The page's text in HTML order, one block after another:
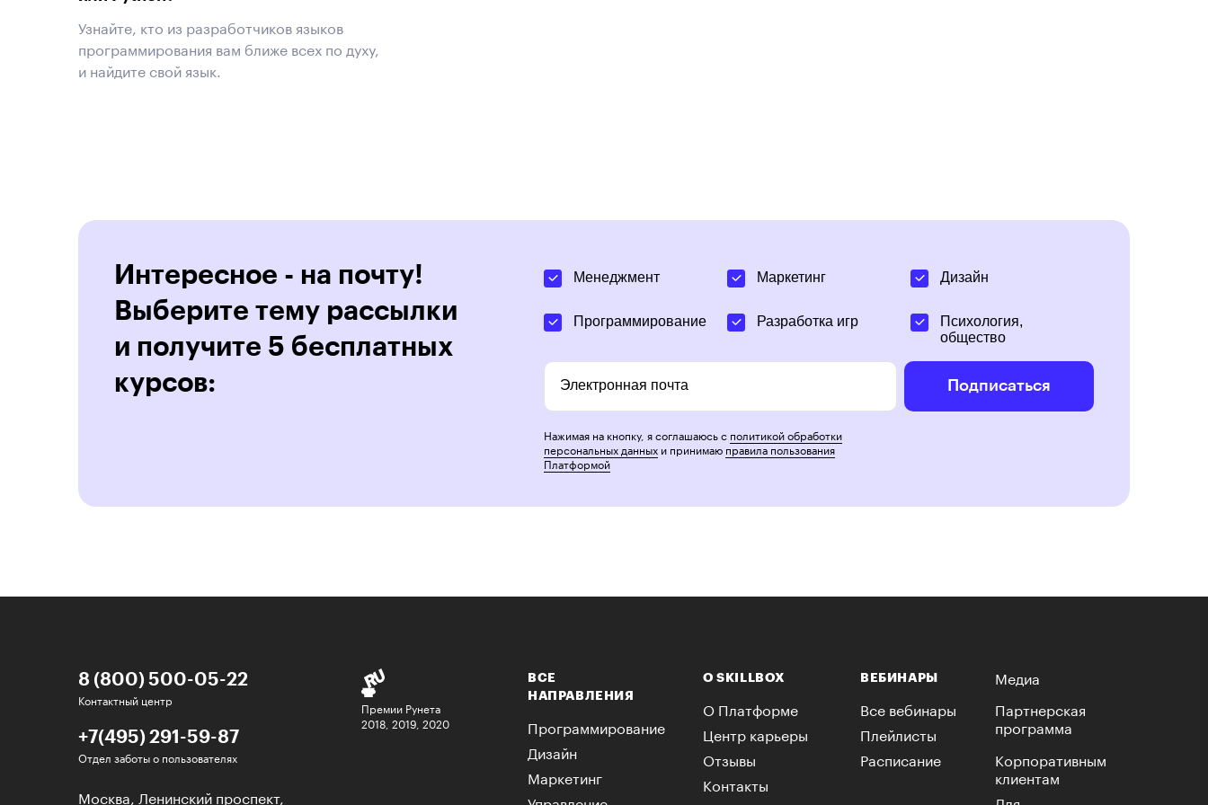
Узнайте, кто из разработчиков языков
программирования вам ближе всех по духу,
и найдите свой язык.
Интересное - на почту!
Выберите тему рассылки
и получите 5 бесплатных
курсов:
Менеджмент Маркетинг Дизайн
Программирование Разработка игр
Психология,
общество
Электронная почта Подписаться
Нажимая на кнопку, я соглашаюсь с политикой обработки
персональных данных и принимаю правила пользования
Платформой
8 (800) 500-05-22
Контактный центр
+7(495) 291-59-87
Отдел заботы о пользователях
Москва, Ленинский проспект,
Премии Рунета
2018, 2019, 2020
ВСЕ
НАПРАВЛЕНИЯ
Программирование
Дизайн
Маркетинг
О SKILLBOX
О Платформе
Центр карьеры
Отзывы
Контакты
ВЕБИНАРЫ
Все вебинары
Плейлисты
Расписание
Медиа
Партнерская
программа
Корпоративным
клиентам